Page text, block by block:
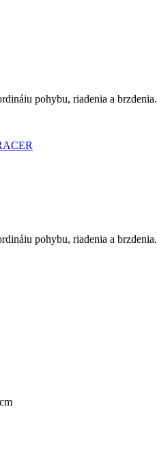
pohybu, riadenia a brzdenia.
pohybu, riadenia a brzdenia.